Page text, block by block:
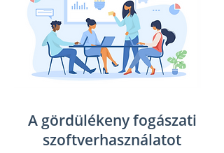
A gördülékeny fogászati
szoftverhasználatot